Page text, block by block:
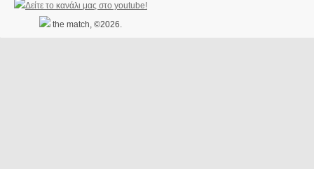
the match, ©2026.